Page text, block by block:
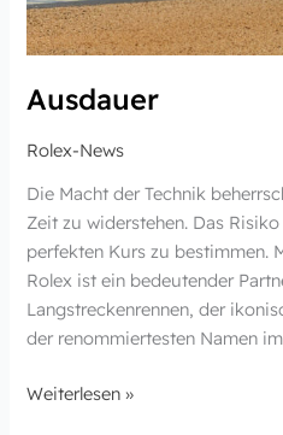
Ausdauer
Rolex-News
Die Macht der Technik
Zeit zu widerstehen. Das
perfekten Kurs zu bestimmen.
Rolex ist ein bedeutender
Langstreckenrennen, der
der renommiertesten Namen
Weiterlesen »